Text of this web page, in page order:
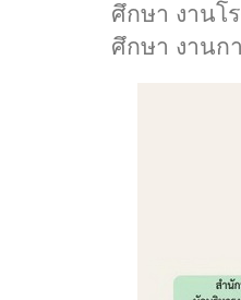
ศึกษา งานโ
ศึกษา งานก